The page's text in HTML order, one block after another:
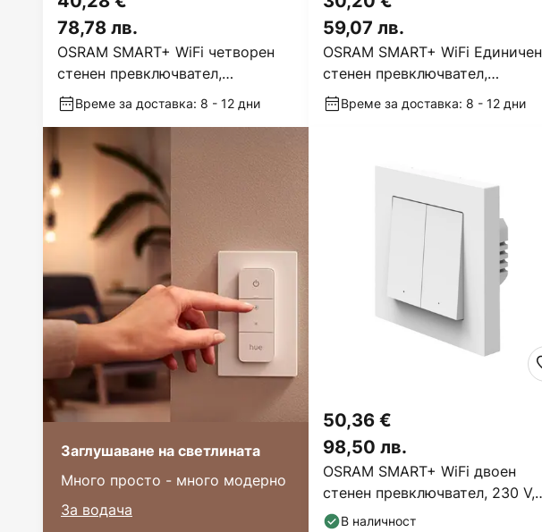
OSRAM SMART+ WiFi четворен
стенен превключвател,
акумулатор, бял, матов
78,78 лв.
Време за доставка: 8 - 12 дни
OSRAM SMART+ WiFi Единичен
стенен превключвател,
акумулатор, бял, матов
59,07 лв.
Време за доставка: 8 - 12 дни
Заглушаване на светлината
Много просто - много модерно
За водача
OSRAM SMART+ WiFi двоен
стенен превключвател, 230 V,
бял, матов
50,36 €
98,50 лв.
В наличност